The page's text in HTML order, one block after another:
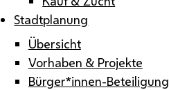
Stadtplanung
Übersicht
Vorhaben & Projekte
Bürger*innen-Beteiligung